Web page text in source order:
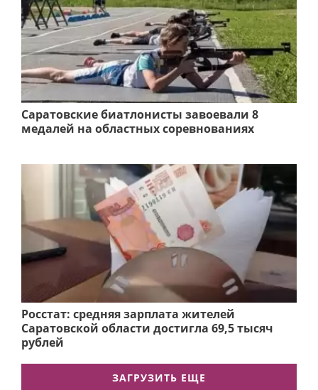
Саратовские биатлонисты завоевали 8
медалей на областных соревнованиях
Росстат: средняя зарплата жителей
Саратовской области достигла 69,5 тысяч
рублей
ЗАГРУЗИТЬ ЕЩЕ